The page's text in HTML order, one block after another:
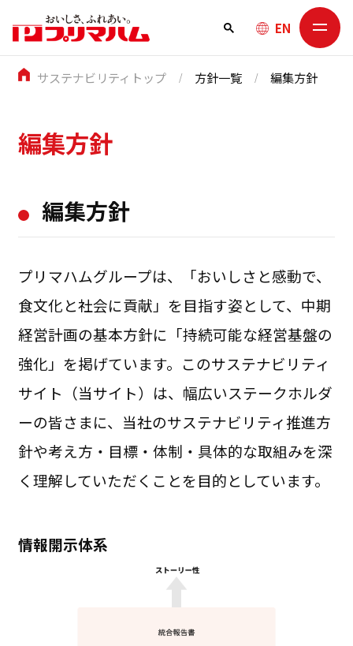
EN
サステナビリティトップ 方針一覧 編集方針
編集方針
編集方針
プリマハムグループは、「おいしさと感動で、
食文化と社会に貢献」を目指す姿として、中期
経営計画の基本方針に「持続可能な経営基盤の
強化」を掲げています。このサステナビリティ
サイト（当サイト）は、幅広いステークホルダ
ーの皆さまに、当社のサステナビリティ推進方
針や考え方・目標・体制・具体的な取組みを深
く理解していただくことを目的としています。
情報開示体系